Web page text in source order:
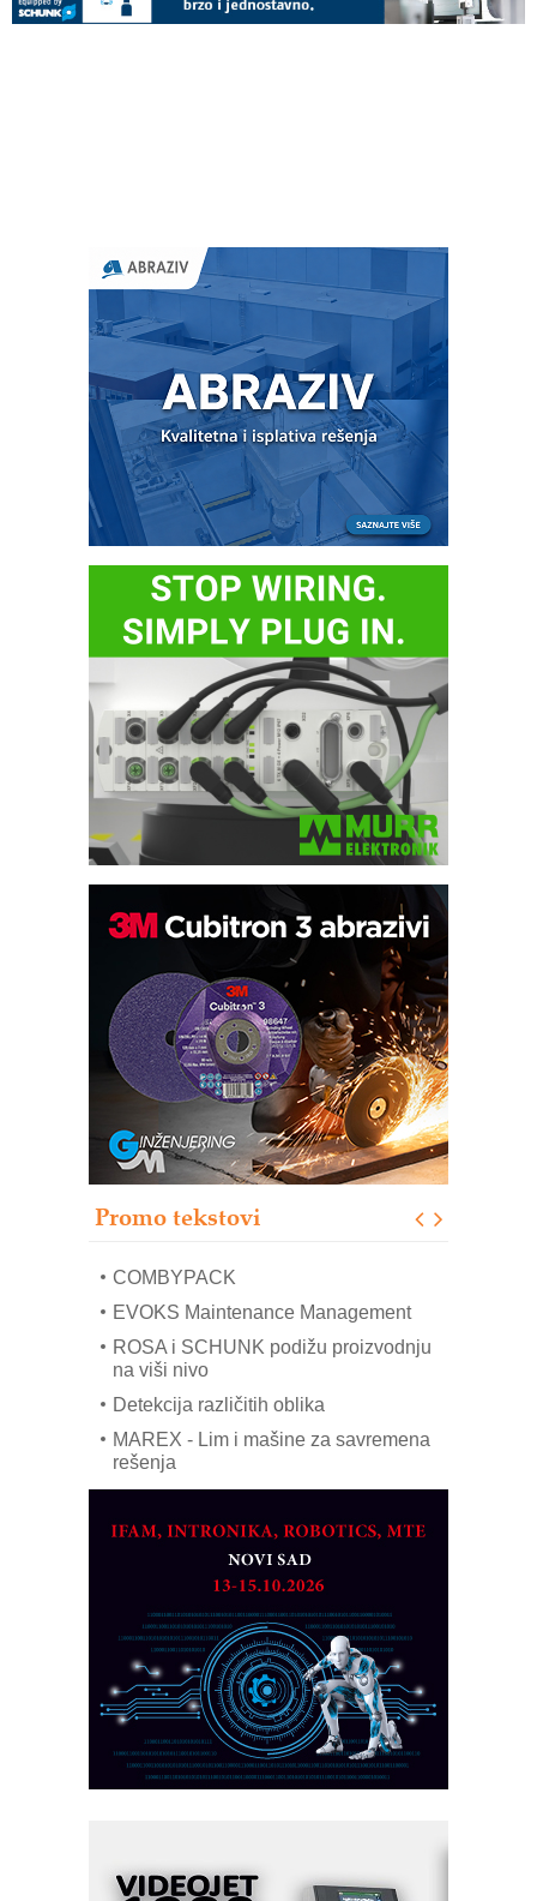
Promo tekstovi
Bezbednost na prvom mestu!
IB BLUMENAUER - više od 40 godina
poverenja u industriji
RMQ-TITAN ADVANCED INDICATOR
– Pametna signalizacija za efikasnije
upravljanje mašinama
Sigurnije ispitivanje transformatora u
solarnim elektranama i vetroparkovima
Pranje točkova na gradilištu- standard
modernog i odgovornog građenja
mrežnog pretvarača sa tečnim
COMBYPACK
EVOKS Maintenance Management
ROSA i SCHUNK podižu proizvodnju
na viši nivo
Detekcija različitih oblika
MAREX - Lim i mašine za savremena
rešenja
partner
CTO - Prilagodite svoju toplinsku
Razvoj asortimanskog pravca MINI-
PLC AKYTEC
AUKOM: Svetski standard metrologije
dostupan u Srbiji
MOTOMAN – NEXT-Robotika vođena
veštačkom inteligencijom
I.SAFE MOBILE revolucioniše
Fleksibilno stezanje i brzo
podešavanje u proizvodnji prototipova